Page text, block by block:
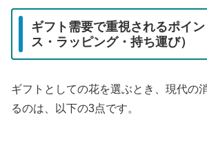
ギフト需要で重視されるポイ
ス・ラッピング・持ち運び）
ギフトとしての花を選ぶとき、現代の
るのは、以下の3点です。